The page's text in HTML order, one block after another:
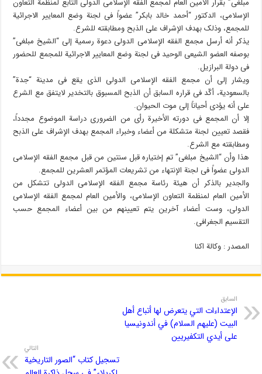
مبلغی” بقرار الأمین العام لمجمع الفقه الإسلامی الدولی التابع لمنظمة التعاون
الإسلامی، الدکتور “أحمد خالد بابکر” عضواً فی لجنة وضع المعاییر الاجرائیة
للمجمع، وذلک بهدف الإشراف علی الذبح ومطابقته للشرع.
یذکر أنه أرسل مجمع الفقه الإسلامی الدولی دعوة رسمیة إلی “الشیخ مبلغی”
بوصفه العضو الشیعی الوحید فی لجنة وضع المعاییر الاجرائیة للمجمع للحضور
فی دولة البرازیل.
ویشار إلی أن مجمع الفقه الإسلامی الدولی الذی یقع فی مدینة “جدة”
بالسعودیة، أکّد فی قراره السابق أن الذبح المسبوق بالتخدیر لایتفق مع الشرع
علی أنه یؤدی أحیاناً إلی موت الحیوان.
إلا أن المجمع فی دورته الأخیرة رأی من الضروری دراسة الموضوع مجدداً،
فقصد تعیین لجنة متشکلة من أعضاء وخبراء المجمع بهدف الإشراف علی الذبح
ومطابقته مع الشرع.
هذا وأن “الشیخ مبلغی” تم إختیاره قبل سنتین من قبل مجمع الفقه الإسلامی
الدولی عضواً فی لجنة الإنتهاء من تشریعات المؤتمر العشرین للمجمع.
والجدیر بالذکر أن هیئة رئاسة مجمع الفقه الإسلامی الدولی تتشکل من
الأمین العام لمنظمة التعاون الإسلامی، والأمین العام لمجمع الفقه الإسلامی
الدولی، وست أعضاء آخرین یتم تعیینهم من بین أعضاء المجمع حسب
التقسیم الجغرافی.
المصدر : وکالة اکنا
السابق
الإعتداءات التي يتعرض لها أتباع أهل
البيت (علیهم السلام) في أندونيسيا
على أيدي التكفيريين
التالي
تسجیل کتاب “الصور التاریخیة